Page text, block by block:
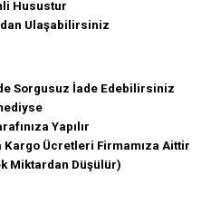
Husustur
Ulaşabilirsiniz
Sorgusuz İade Edebilirsiniz
Yapılır
Kargo Ücretleri Firmamıza Aittir
Miktardan Düşülür)